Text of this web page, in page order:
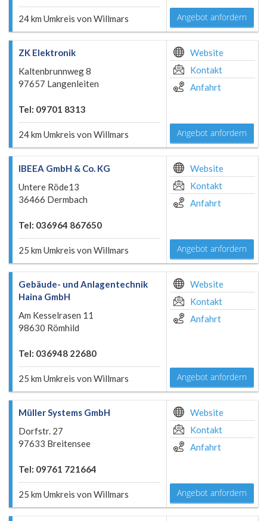
24 km Umkreis von Willmars Angebot anfordern
ZK Elektronik
Kaltenbrunnweg 8
97657 Langenleiten
Tel: 09701 8313
24 km Umkreis von Willmars
Website
Kontakt
Anfahrt
Angebot anfordern
IBEEA GmbH & Co. KG
Untere Röde13
36466 Dermbach
Tel: 036964 867650
25 km Umkreis von Willmars
Website
Kontakt
Anfahrt
Angebot anfordern
Gebäude- und Anlagentechnik
Haina GmbH
Am Kesselrasen 11
98630 Römhild
Tel: 036948 22680
25 km Umkreis von Willmars
Website
Kontakt
Anfahrt
Angebot anfordern
Müller Systems GmbH
Dorfstr. 27
97633 Breitensee
Tel: 09761 721664
25 km Umkreis von Willmars
Website
Kontakt
Anfahrt
Angebot anfordern